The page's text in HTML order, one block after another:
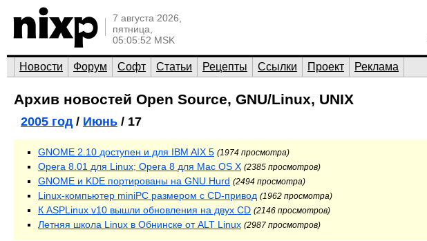
7 августа 2026,
пятница,
05:05:52 MSK
Новости Форум Софт Статьи Рецепты Ссылки Проект Реклама
Архив новостей Open Source, GNU/Linux, UNIX
2005 год/ Июнь / 17
GNOME 2.10 доступен и для IBM AIX 5 (1974 просмотра)
Opera 8.01 для Linux; Opera 8 для Mac OS X (2385 просмотров)
GNOME и KDE портированы на GNU Hurd (2494 просмотра)
Linux-компьютер miniPC размером с CD-привод (1962 просмотра)
К ASPLinux v10 вышли обновления на двух CD (2146 просмотров)
Летняя школа Linux в Обнинске от ALT Linux (2987 просмотров)